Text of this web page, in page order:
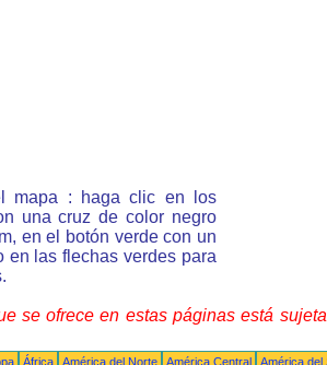
mapa : haga clic en los
una cruz de color negro
en el botón verde con un
en las flechas verdes para
se ofrece en estas páginas está
África América del Norte América Central
América del